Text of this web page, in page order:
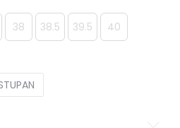
38 38.5 39.5 40